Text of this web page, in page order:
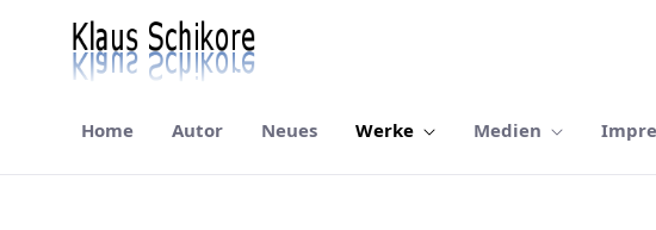
Home Autor Neues Werke Medien